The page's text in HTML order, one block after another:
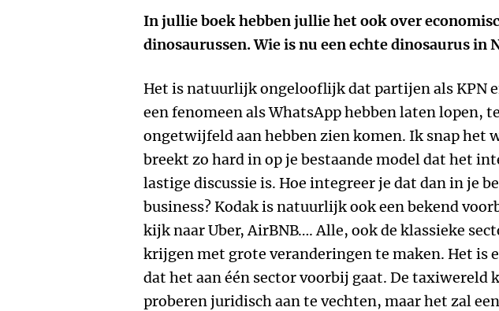
In jullie boek hebben jullie het ook over
dinosaurussen. Wie is nu een echte dinosaurus in
Het is natuurlijk ongelooflijk dat partijen als KPN
een fenomeen als WhatsApp hebben laten lopen,
ongetwijfeld aan hebben zien komen. Ik snap het
breekt zo hard in op je bestaande model dat het
lastige discussie is. Hoe integreer je dat dan in je
business? Kodak is natuurlijk ook een bekend
kijk naar Uber, AirBNB…. Alle, ook de klassieke
krijgen met grote veranderingen te maken. Het is
dat het aan één sector voorbij gaat. De taxiwereld
proberen juridisch aan te vechten, maar het zal een